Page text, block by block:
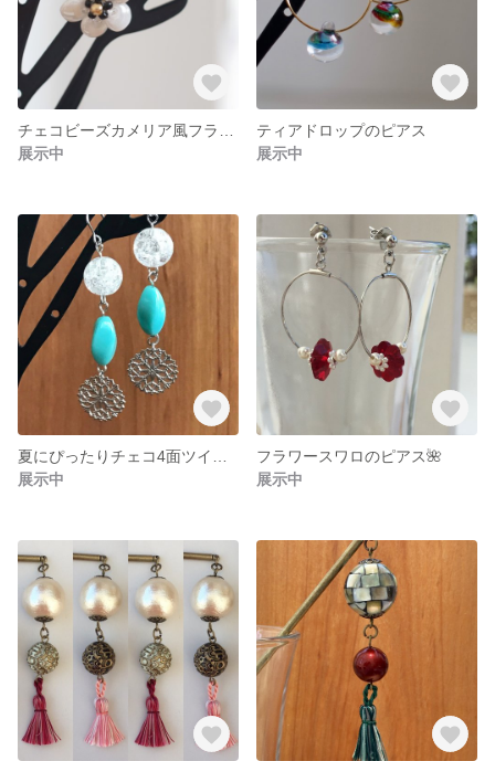
展示中
ティアドロップのピアス
展示中
展示中
フラワースワロのピアス🌺
展示中